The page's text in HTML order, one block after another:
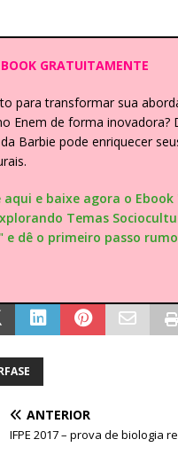
GRATUITAMENTE
para transformar sua
Enem de forma inovadora?
Barbie pode enriquecer
aqui e baixe agora o Ebook
Temas
e dê o primeiro passo
ANTERIOR
IFPE 2017 – prova de biologia